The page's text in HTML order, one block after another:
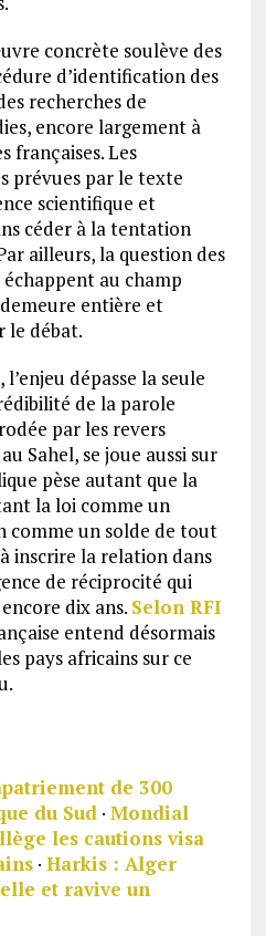
concrète soulève des
d’identification des
recherches de
encore largement à
françaises. Les
prévues par le texte
scientifique et
céder à la tentation
ailleurs, la question des
au champ
entière et
le débat.
dépasse la seule
de la parole
par les revers
Sahel, se joue aussi sur
pèse autant que la
la loi comme un
comme un solde de tout
inscrire la relation dans
de réciprocité qui
dix ans. Selon RFI
entend désormais
pays africains sur ce
de 300
du Sud· Mondial
les cautions visa
· Harkis : Alger
et ravive un